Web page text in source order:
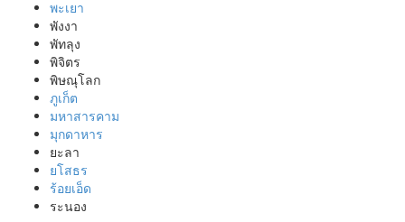
พะเยา
พังงา
พัทลุง
พิจิตร
พิษณุโลก
ภูเก็ต
มหาสารคาม
มุกดาหาร
ยะลา
ยโสธร
ร้อยเอ็ด
ระนอง